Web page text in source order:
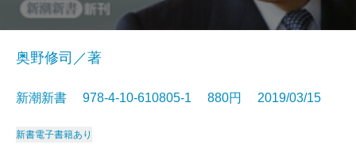
奥野修司／著
新潮新書 978-4-10-610805-1 880円 2019/03/15
新書電子書籍あり